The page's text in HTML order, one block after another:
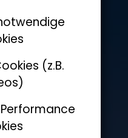
(z.B.